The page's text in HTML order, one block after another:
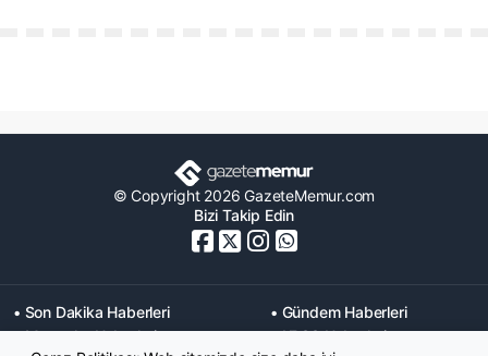
© Copyright 2026 GazeteMemur.com
Bizi Takip Edin
• Son Dakika Haberleri
• Gündem Haberleri
• Memurlar Haberleri
• KPSS Haberleri